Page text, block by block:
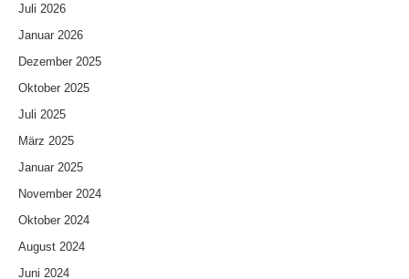
Juli 2026
Januar 2026
Dezember 2025
Oktober 2025
Juli 2025
März 2025
Januar 2025
November 2024
Oktober 2024
August 2024
Juni 2024